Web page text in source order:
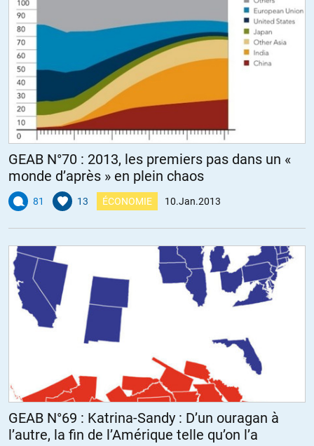
GEAB N°70 : 2013, les premiers pas dans un «
monde d’après » en plein chaos
81 13 ÉCONOMIE 10.Jan.2013
GEAB N°69 : Katrina-Sandy : D’un ouragan à
l’autre, la fin de l’Amérique telle qu’on l’a